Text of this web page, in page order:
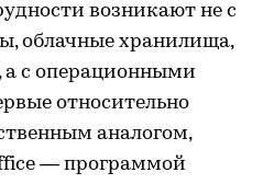
возникают не с
облачные хранилища,
с операционными
относительно
аналогом,
— программой